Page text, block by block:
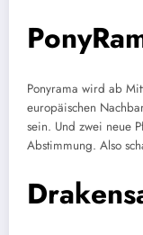
Ponyrama wird ab
europäischen
sein. Und zwei neue
Abstimmung. Also